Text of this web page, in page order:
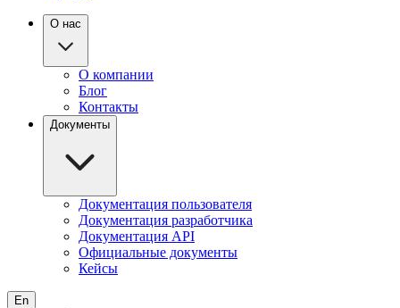
О нас
О компании
Блог
Контакты
Документы
Документация пользователя
Документация разработчика
Документация API
Официальные документы
Кейсы
En